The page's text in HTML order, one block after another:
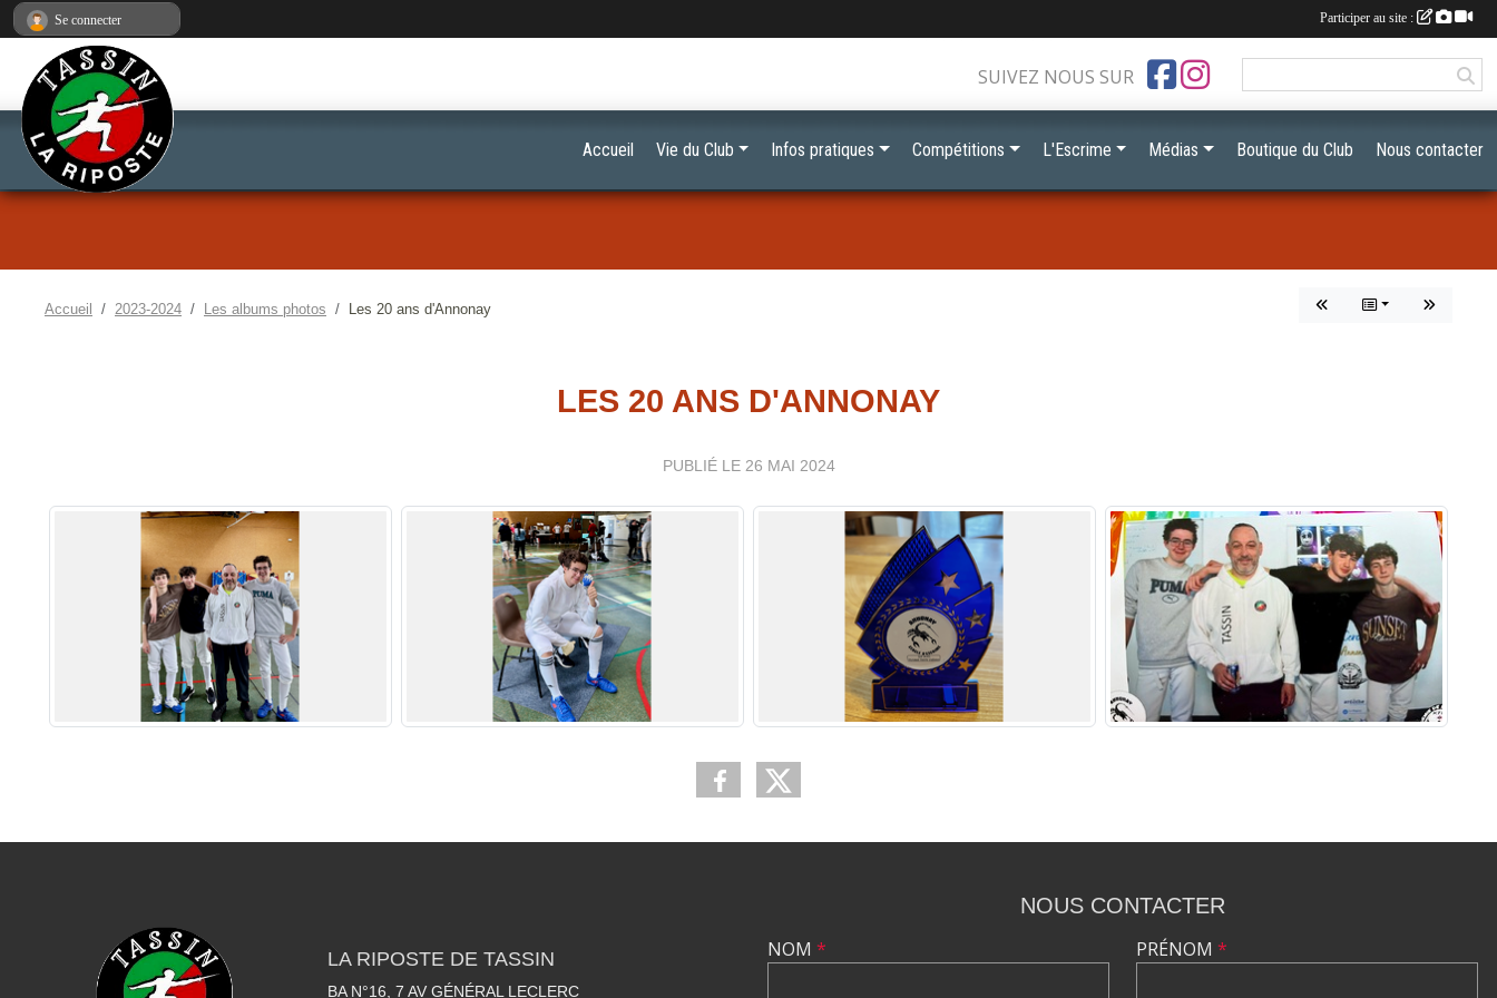
Accueil 2023-2024 Les albums photos Les 20 ans d'Annonay
LES 20 ANS D'ANNONAY
PUBLIÉ LE 26 MAI 2024
SUIVEZ NOUS SUR
Accueil Vie du Club Infos pratiques Compétitions L'Escrime Médias Boutique du Club Nous contacter
LA RIPOSTE DE TASSIN
BA N°16, 7 AV GÉNÉRAL LECLERC
NOUS CONTACTER
NOM * PRÉNOM *
Se connecter Participer au site :
Panneau de gestion des cookies